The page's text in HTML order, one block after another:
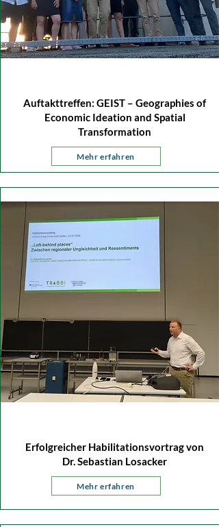
Auftakttreffen: GEIST – Geographies of
Economic Ideation and Spatial
Transformation
Mehr erfahren
Erfolgreicher Habilitationsvortrag von
Dr. Sebastian Losacker
Mehr erfahren